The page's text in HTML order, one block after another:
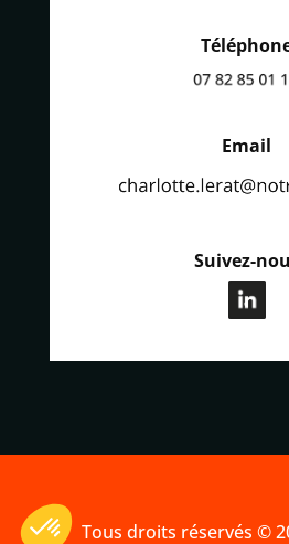
Email
Suivez-
.
Tous droits réservés ©